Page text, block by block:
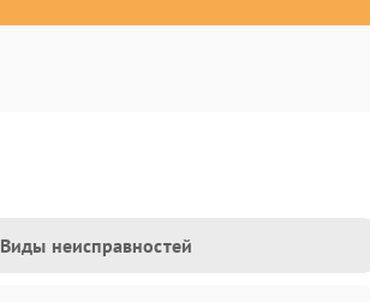
Виды неисправностей